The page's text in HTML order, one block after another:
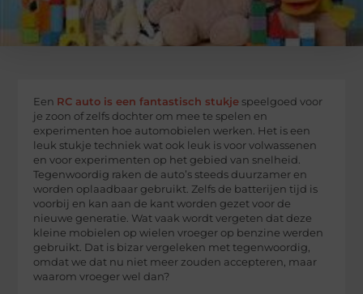
Een RC auto is een fantastisch stukje speelgoed voor
je zoon of zelfs dochter om mee te spelen en
experimenten hoe automobielen werken. Het is een
leuk stukje techniek wat ook leuk is voor volwassenen
en voor experimenten op het gebied van snelheid.
Tegenwoordig raken de auto’s steeds duurzamer en
worden oplaadbaar gebruikt. Zelfs de batterijen tijd is
voorbij en kan aan de kant worden gezet voor de
nieuwe generatie. Wat vaak wordt vergeten dat deze
kleine mobielen op wielen vroeger op benzine werden
gebruikt. Dat is bizar vergeleken met tegenwoordig,
omdat we dat nu niet meer zouden accepteren, maar
waarom vroeger wel dan?